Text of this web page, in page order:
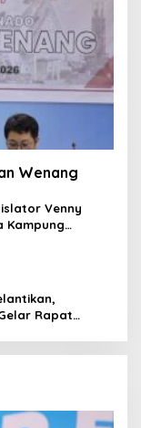
Wenang
Venny
Kampung
Rapat